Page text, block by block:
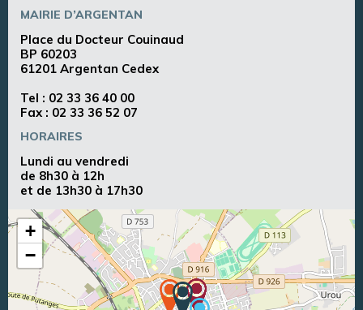
MAIRIE D’ARGENTAN
Place du Docteur Couinaud
BP 60203
61201 Argentan Cedex
Tel : 02 33 36 40 00
Fax : 02 33 36 52 07
HORAIRES
Lundi au vendredi
de 8h30 à 12h
et de 13h30 à 17h30
+
−